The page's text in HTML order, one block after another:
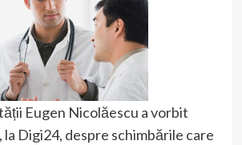
Eugen Nicolăescu a vorbit
la Digi24, despre schimbările care